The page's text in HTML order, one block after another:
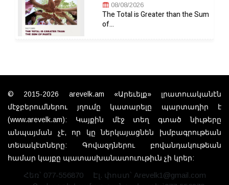
08/08/2026
The Total is Greater than the Sum
of...
© 2015-2026 arevelk.am «Արեւելք» լրատուականէն
մէջբերումներու յղումը կատարելը պարտադիր է
(www.arevelk.am): Կայքին մէջ տեղ գտած նիւթերը
անպայման չէ, որ կը ներկայացնեն խմբագրութեան
տեսակէտները: Գովազդներու բովանդակութեան
համար կայքը պատասխանատուութիւն չի կրեր:
Հեռ՝ 077-556870
Էլ. փոստ՝ Arevelk1@gmail.com